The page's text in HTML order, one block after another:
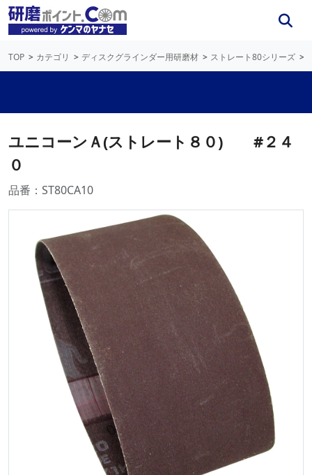
TOP カテゴリ ディスクグラインダー用研磨材 ストレート80シリーズ
ユニコーンＡ(ストレート８０) #２４
０
品番：ST80CA10